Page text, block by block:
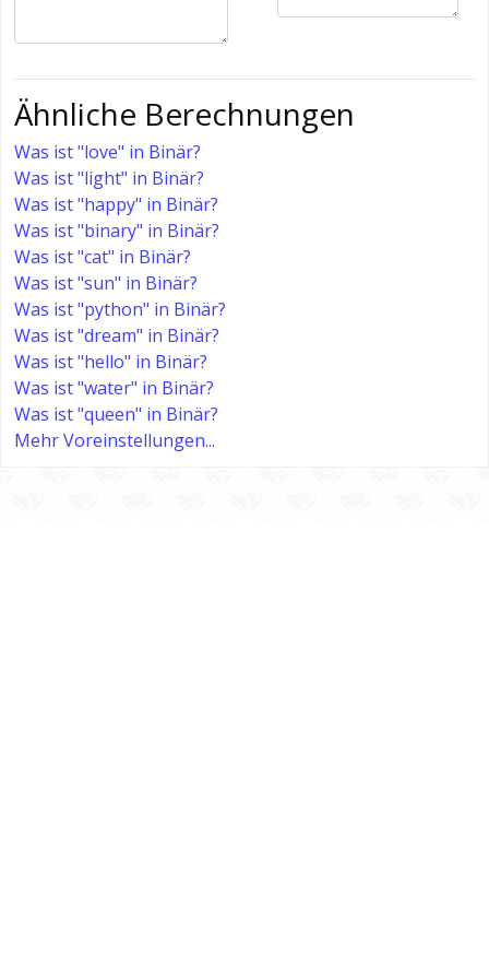
Ähnliche Berechnungen
Was ist "love" in Binär?
Was ist "light" in Binär?
Was ist "happy" in Binär?
Was ist "binary" in Binär?
Was ist "cat" in Binär?
Was ist "sun" in Binär?
Was ist "python" in Binär?
Was ist "dream" in Binär?
Was ist "hello" in Binär?
Was ist "water" in Binär?
Was ist "queen" in Binär?
Mehr Voreinstellungen...